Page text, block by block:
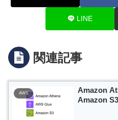
LINE
関連記事
AWS
Amazon
Amazon